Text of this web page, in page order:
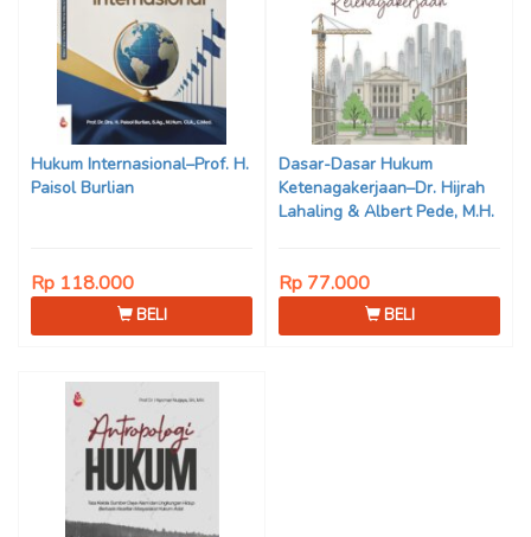
Hukum Internasional–Prof. H.
Paisol Burlian
Rp 118.000
BELI
Dasar-Dasar Hukum
Ketenagakerjaan–Dr. Hijrah
Lahaling & Albert Pede, M.H.
Rp 77.000
BELI